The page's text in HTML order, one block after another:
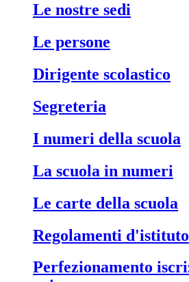
le nostre sedi
le persone
dirigente scolastico
segreteria
i numeri della scuola
la scuola in numeri
le carte della scuola
regolamenti d'istituto
perfezionamento iscrizioni classi